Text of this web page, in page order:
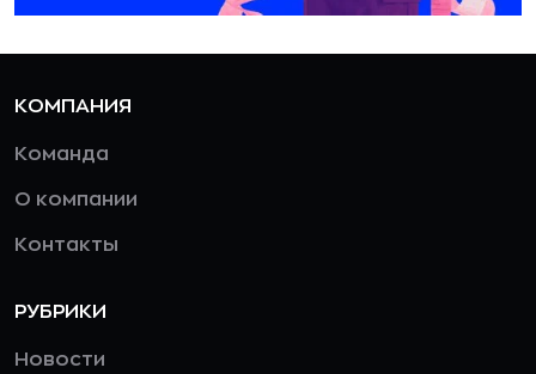
КОМПАНИЯ
Команда
О компании
Контакты
РУБРИКИ
Новости